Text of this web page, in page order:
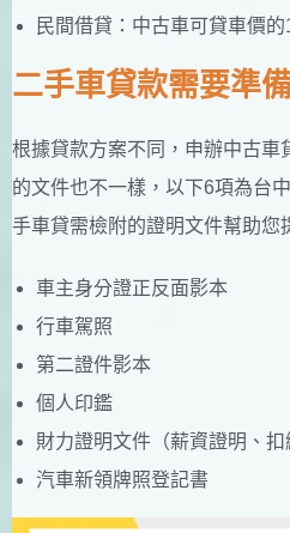
民間借貸：中古車可貸車價的
二手車貸款需要準
根據貸款方案不同，申辦中古車
的文件也不一樣，以下6項為台
手車貸需檢附的證明文件幫助您
車主身分證正反面影本
行車駕照
第二證件影本
個人印鑑
財力證明文件（薪資證明、扣
汽車新領牌照登記書